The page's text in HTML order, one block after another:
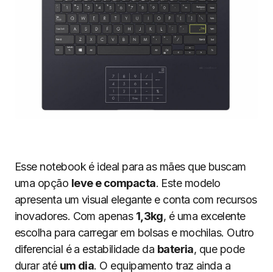
Esse notebook é ideal para as mães que buscam
uma opção leve e compacta. Este modelo
apresenta um visual elegante e conta com recursos
inovadores. Com apenas 1,3kg, é uma excelente
escolha para carregar em bolsas e mochilas. Outro
diferencial é a estabilidade da bateria, que pode
durar até um dia. O equipamento traz ainda a